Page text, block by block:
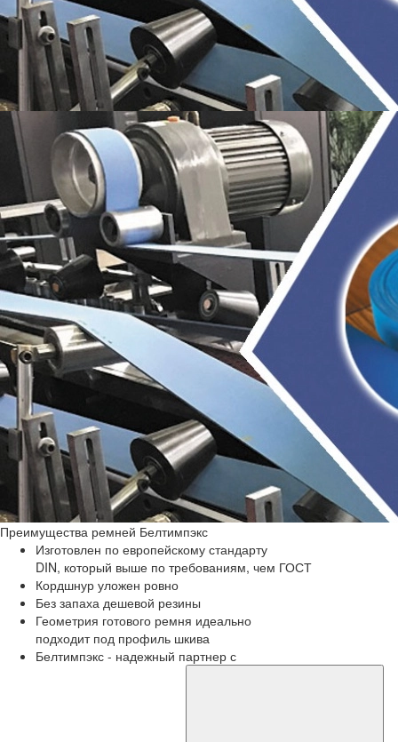
Преимущества ремней Белтимпэкс
Изготовлен по европейскому стандарту
DIN, который выше по требованиям, чем ГОСТ
Кордшнур уложен ровно
Без запаха дешевой резины
Геометрия готового ремня идеально
подходит под профиль шкива
Белтимпэкс - надежный партнер с